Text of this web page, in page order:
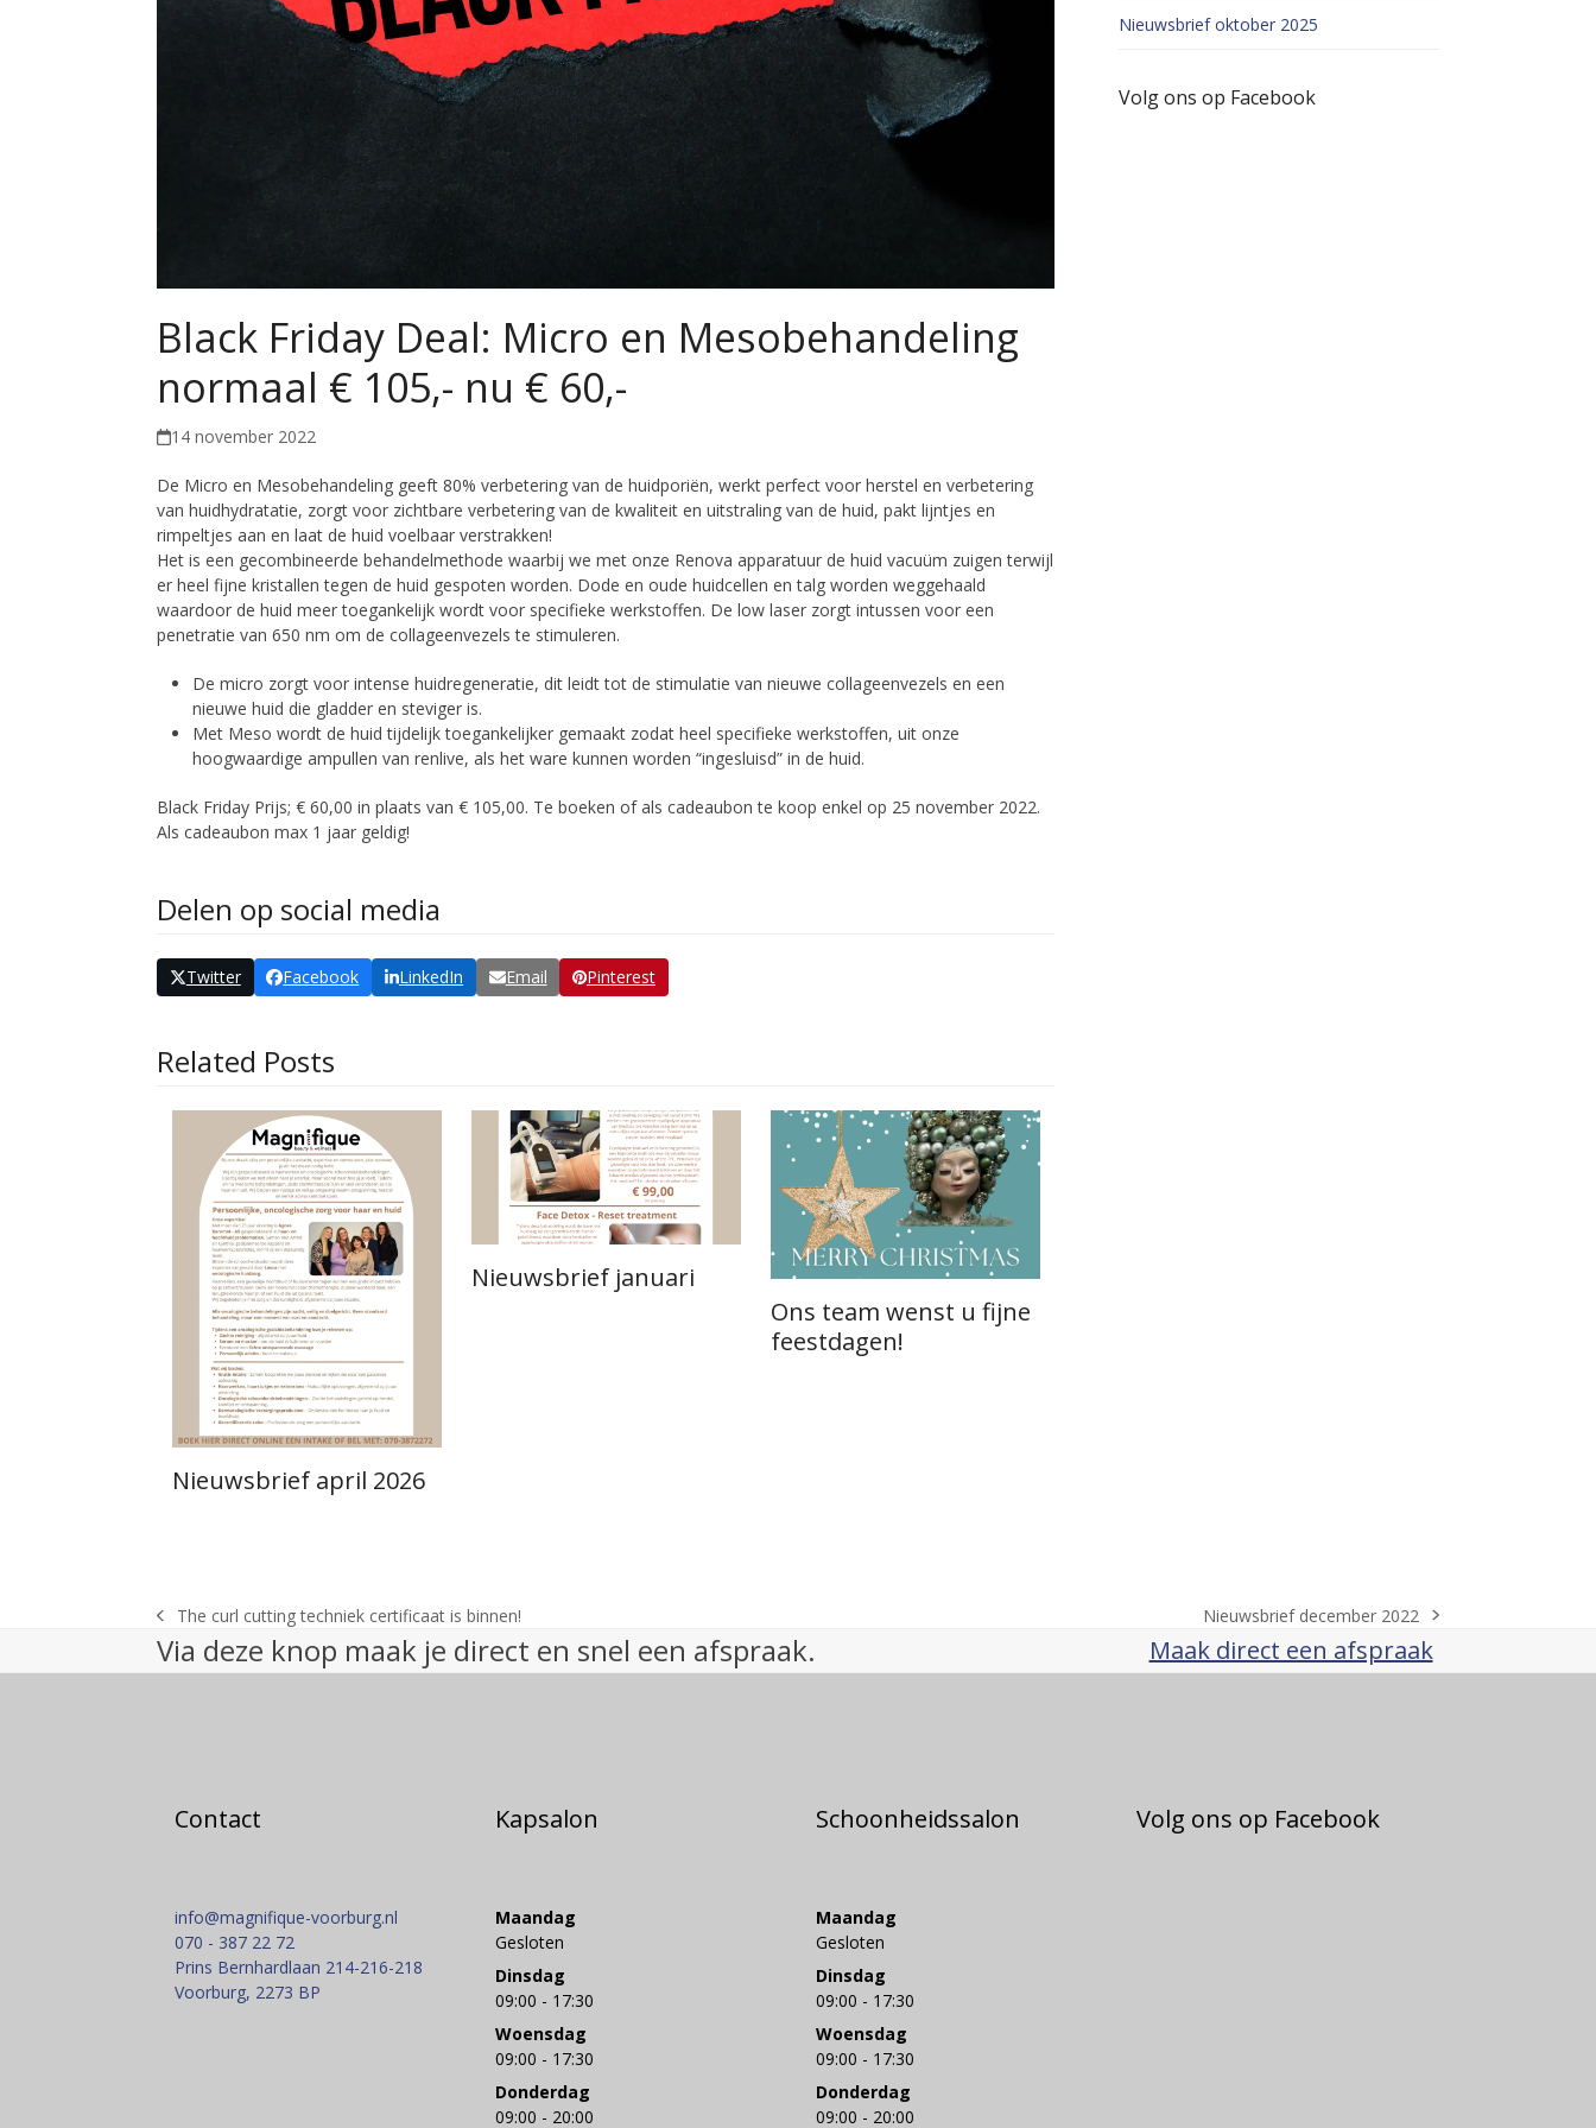
Black Friday Deal: Micro en Mesobehandeling
normaal € 105,- nu € 60,-
14 november 2022
De Micro en Mesobehandeling geeft 80% verbetering van de huidporiën, werkt perfect voor herstel en verbetering
van huidhydratatie, zorgt voor zichtbare verbetering van de kwaliteit en uitstraling van de huid, pakt lijntjes en
rimpeltjes aan en laat de huid voelbaar verstrakken!
Het is een gecombineerde behandelmethode waarbij we met onze Renova apparatuur de huid vacuüm zuigen terwijl
er heel fijne kristallen tegen de huid gespoten worden. Dode en oude huidcellen en talg worden weggehaald
waardoor de huid meer toegankelijk wordt voor specifieke werkstoffen. De low laser zorgt intussen voor een
penetratie van 650 nm om de collageenvezels te stimuleren.
De micro zorgt voor intense huidregeneratie, dit leidt tot de stimulatie van nieuwe collageenvezels en een
nieuwe huid die gladder en steviger is.
Met Meso wordt de huid tijdelijk toegankelijker gemaakt zodat heel specifieke werkstoffen, uit onze
hoogwaardige ampullen van renlive, als het ware kunnen worden “ingesluisd” in de huid.
Black Friday Prijs; € 60,00 in plaats van € 105,00. Te boeken of als cadeaubon te koop enkel op 25 november 2022.
Als cadeaubon max 1 jaar geldig!
Delen op social media
Twitter Facebook LinkedIn Email Pinterest
Related Posts
Nieuwsbrief april 2026
Nieuwsbrief januari
Ons team wenst u fijne
feestdagen!
Nieuwsbrief oktober 2025
Volg ons op Facebook
previous
post:
The curl cutting techniek certificaat is binnen!
next
post:
Nieuwsbrief december 2022
Via deze knop maak je direct en snel een afspraak. Maak direct een afspraak
Contact
info@magnifique-voorburg.nl
070 - 387 22 72
Prins Bernhardlaan 214-216-218
Voorburg, 2273 BP
Kapsalon
Maandag
Gesloten
Dinsdag
09:00 - 17:30
Woensdag
09:00 - 17:30
Donderdag
09:00 - 20:00
Schoonheidssalon
Maandag
Gesloten
Dinsdag
09:00 - 17:30
Woensdag
09:00 - 17:30
Donderdag
09:00 - 20:00
Volg ons op Facebook